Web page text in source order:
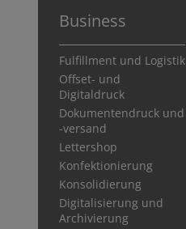
Business
Fulfillment und Logistik
Offset- und
Digitaldruck
Dokumentendruck und
-versand
Lettershop
Konfektionierung
Konsolidierung
Digitalisierung und
Archivierung